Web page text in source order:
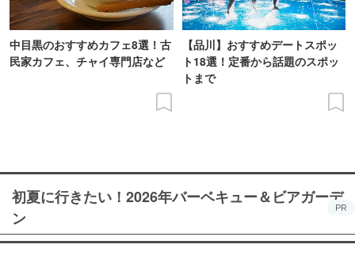
中目黒のおすすめカフェ8選！古
民家カフェ、チャイ専門店など
【品川】おすすめデートスポッ
ト18選！定番から話題のスポッ
トまで
初夏に行きたい！2026年バーベキュー＆ビアガーデ
ン
PR